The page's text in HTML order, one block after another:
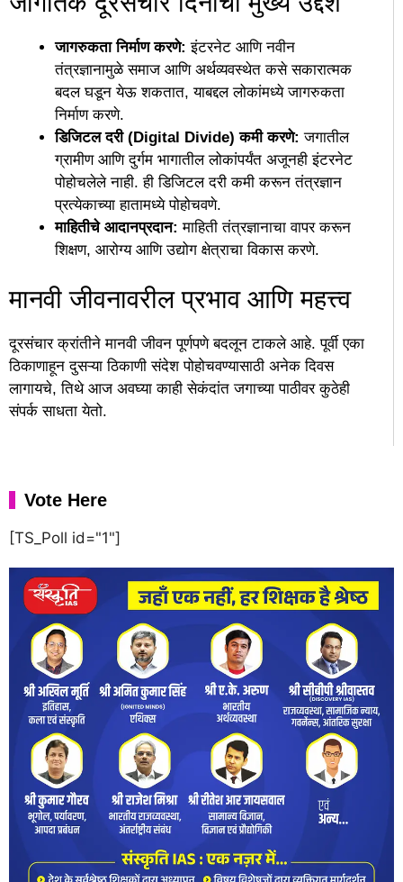
जागरुकता निर्माण करणे: इंटरनेट आणि नवीन
तंत्रज्ञानामुळे समाज आणि अर्थव्यवस्थेत कसे सकारात्मक
बदल घडून येऊ शकतात, याबद्दल लोकांमध्ये जागरुकता
निर्माण करणे.
डिजिटल दरी (Digital Divide) कमी करणे: जगातील
ग्रामीण आणि दुर्गम भागातील लोकांपर्यंत अजूनही इंटरनेट
पोहोचलेले नाही. ही डिजिटल दरी कमी करून तंत्रज्ञान
प्रत्येकाच्या हातामध्ये पोहोचवणे.
माहितीचे आदानप्रदान: माहिती तंत्रज्ञानाचा वापर करून
शिक्षण, आरोग्य आणि उद्योग क्षेत्राचा विकास करणे.
​मानवी जीवनावरील प्रभाव आणि महत्त्व
​दूरसंचार क्रांतीने मानवी जीवन पूर्णपणे बदलून टाकले आहे. पूर्वी एका
ठिकाणाहून दुसऱ्या ठिकाणी संदेश पोहोचवण्यासाठी अनेक दिवस
लागायचे, तिथे आज अवघ्या काही सेकंदांत जगाच्या पाठीवर कुठेही
संपर्क साधता येतो.
Vote Here
[TS_Poll id="1"]